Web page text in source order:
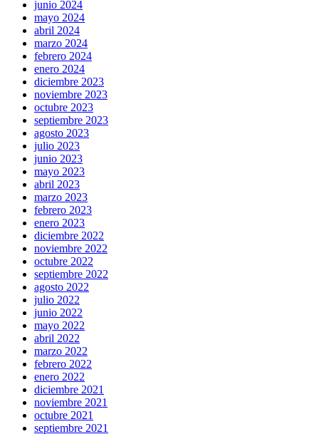
junio 2024
mayo 2024
abril 2024
marzo 2024
febrero 2024
enero 2024
diciembre 2023
noviembre 2023
octubre 2023
septiembre 2023
agosto 2023
julio 2023
junio 2023
mayo 2023
abril 2023
marzo 2023
febrero 2023
enero 2023
diciembre 2022
noviembre 2022
octubre 2022
septiembre 2022
agosto 2022
julio 2022
junio 2022
mayo 2022
abril 2022
marzo 2022
febrero 2022
enero 2022
diciembre 2021
noviembre 2021
octubre 2021
septiembre 2021